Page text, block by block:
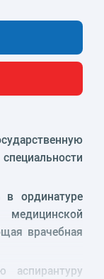
ординатуре
врачебная